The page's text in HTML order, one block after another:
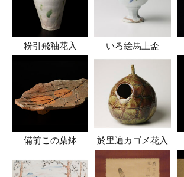
粉引飛釉花入 いろ絵馬上盃
備前この葉鉢 於里遍カゴメ花入